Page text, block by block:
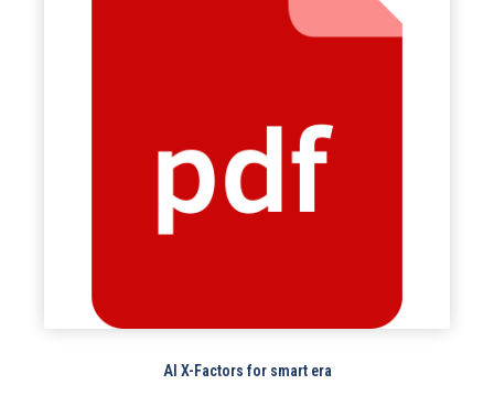
AI X-Factors for smart era